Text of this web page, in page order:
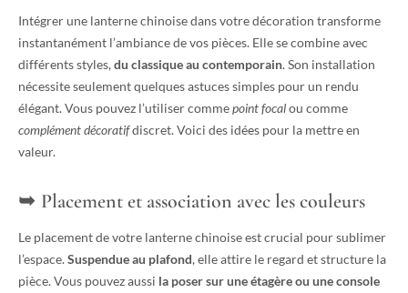
Intégrer une lanterne chinoise dans votre décoration transforme
instantanément l’ambiance de vos pièces. Elle se combine avec
différents styles,du classique au contemporain. Son installation
nécessite seulement quelques astuces simples pour un rendu
élégant. Vous pouvez l’utiliser commepoint focalou comme
complément décoratifdiscret. Voici des idées pour la mettre en
valeur.
Placement et association avec les couleurs
Le placement de votre lanterne chinoise est crucial pour sublimer
l’espace.Suspendue au plafond, elle attire le regard et structure la
pièce. Vous pouvez aussi la poser sur une étagère ou une console